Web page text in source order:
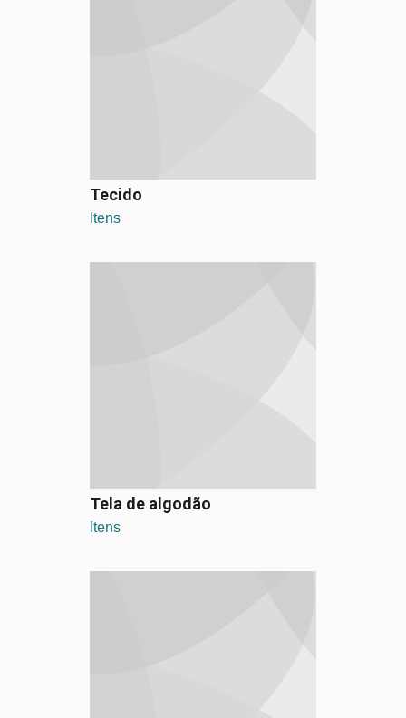
Tecido
Itens
Tela de algodão
Itens